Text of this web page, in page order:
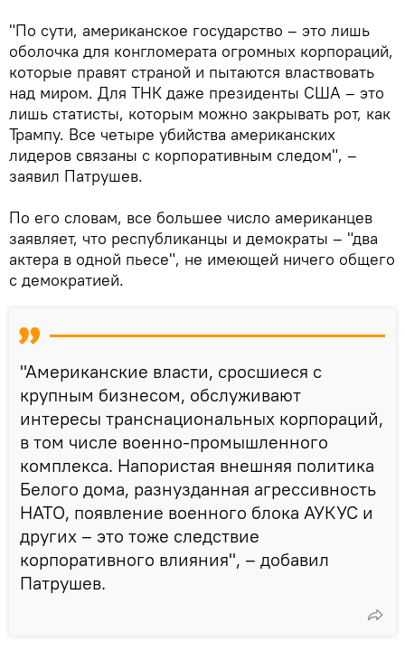
"По сути, американское государство – это лишь
оболочка для конгломерата огромных корпораций,
которые правят страной и пытаются властвовать
над миром. Для ТНК даже президенты США – это
лишь статисты, которым можно закрывать рот, как
Трампу. Все четыре убийства американских
лидеров связаны с корпоративным следом", –
заявил Патрушев.
По его словам, все большее число американцев
заявляет, что республиканцы и демократы – "два
актера в одной пьесе", не имеющей ничего общего
с демократией.
"Американские власти, сросшиеся с
крупным бизнесом, обслуживают
интересы транснациональных корпораций,
в том числе военно-промышленного
комплекса. Напористая внешняя политика
Белого дома, разнузданная агрессивность
НАТО, появление военного блока АУКУС и
других – это тоже следствие
корпоративного влияния", – добавил
Патрушев.